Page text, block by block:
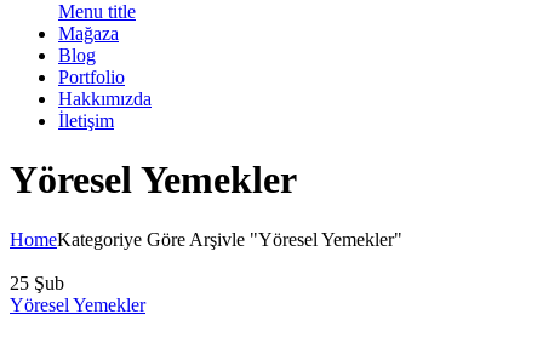
Menu title
Mağaza
Blog
Portfolio
Hakkımızda
İletişim
Yöresel Yemekler
HomeKategoriye Göre Arşivle "Yöresel Yemekler"
25 Şub
Yöresel Yemekler